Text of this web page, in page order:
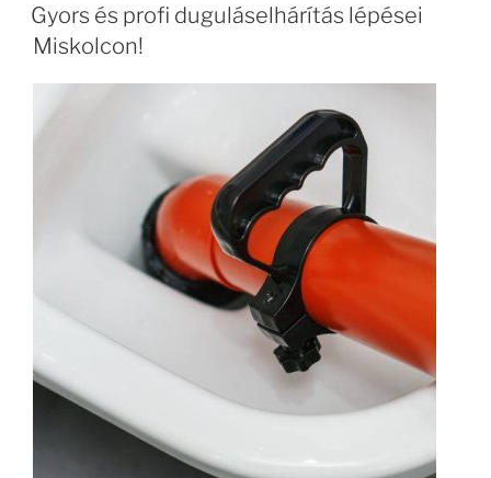
Gyors és profi duguláselhárítás lépései
Miskolcon!